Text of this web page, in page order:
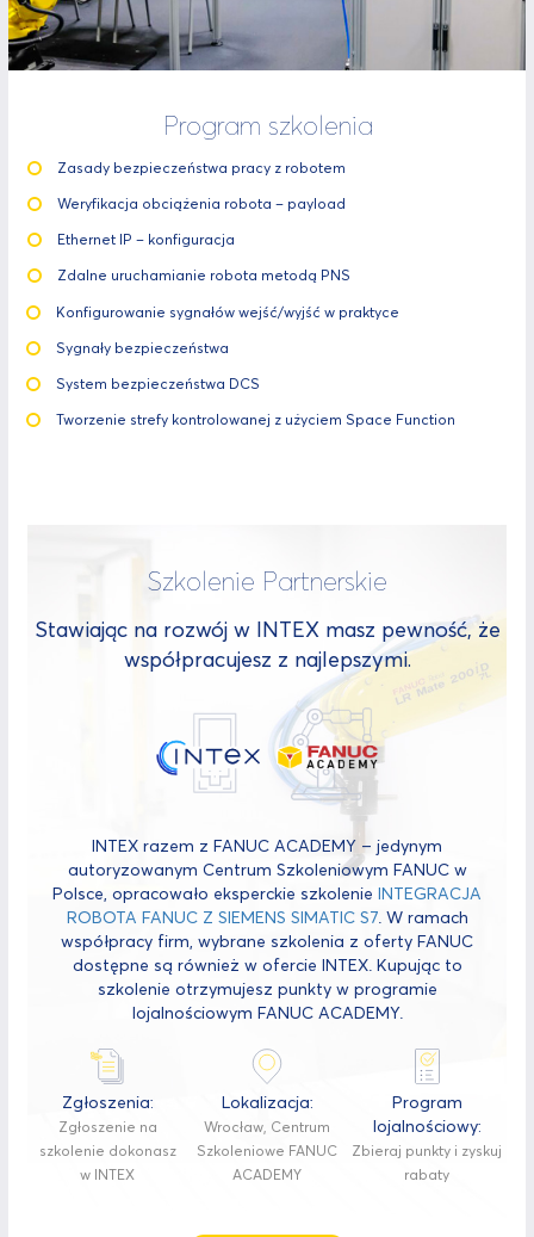
Program szkolenia
Zasady bezpieczeństwa pracy z robotem
Weryfikacja obciążenia robota – payload
Ethernet IP – konfiguracja
Zdalne uruchamianie robota metodą PNS
Konfigurowanie sygnałów wejść/wyjść w praktyce
Sygnały bezpieczeństwa
System bezpieczeństwa DCS
Tworzenie strefy kontrolowanej z użyciem Space Function
Szkolenie Partnerskie
Stawiając na rozwój w INTEX masz pewność, że
współpracujesz z najlepszymi.
INTEX razem z FANUC ACADEMY – jedynym
autoryzowanym Centrum Szkoleniowym FANUC w
Polsce, opracowało eksperckie szkolenie INTEGRACJA
ROBOTA FANUC Z SIEMENS SIMATIC S7. W ramach
współpracy firm, wybrane szkolenia z oferty FANUC
dostępne są również w ofercie INTEX. Kupując to
szkolenie otrzymujesz punkty w programie
lojalnościowym FANUC ACADEMY.
Zgłoszenia:
Zgłoszenie na
szkolenie dokonasz
w INTEX
Lokalizacja:
Wrocław, Centrum
Szkoleniowe FANUC
ACADEMY
Program
lojalnościowy:
Zbieraj punkty i zyskuj
rabaty